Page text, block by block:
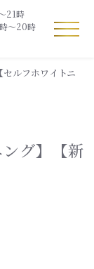
21時
～20時
ルフホワイトニ
グ】【新